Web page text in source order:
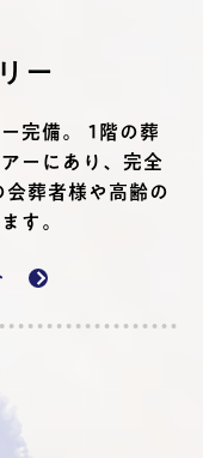
ー
完備。 1階の葬
ーにあり、完全
葬者様や高齢の
す。